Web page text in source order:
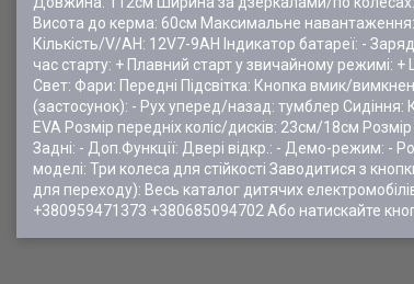
Висота до керма: 60см Максимальне навантаження:
Кількість/V/AH: 12V7-9AH Індикатор батареї: -
час старту: + Плавний старт у звичайному режимі:
Свет: Фари: Передні Підсвітка: Кнопка вмик/
(застосунок): - Рух уперед/назад: тумблер Сидіння:
EVA Розмір передніх коліс/дисків: 23см/18см
Задні: - Доп.Функції: Двері відкр.: - Демо-режим: -
моделі: Три колеса для стійкості Заводитися з
для переходу): Весь каталог дитячих
+380959471373 +380685094702 Або натискайте